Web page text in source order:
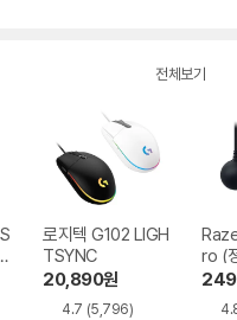
전체보기
로지텍 G102 LIGH
TSYNC
20,890원
4.7 (5,796)
ro (